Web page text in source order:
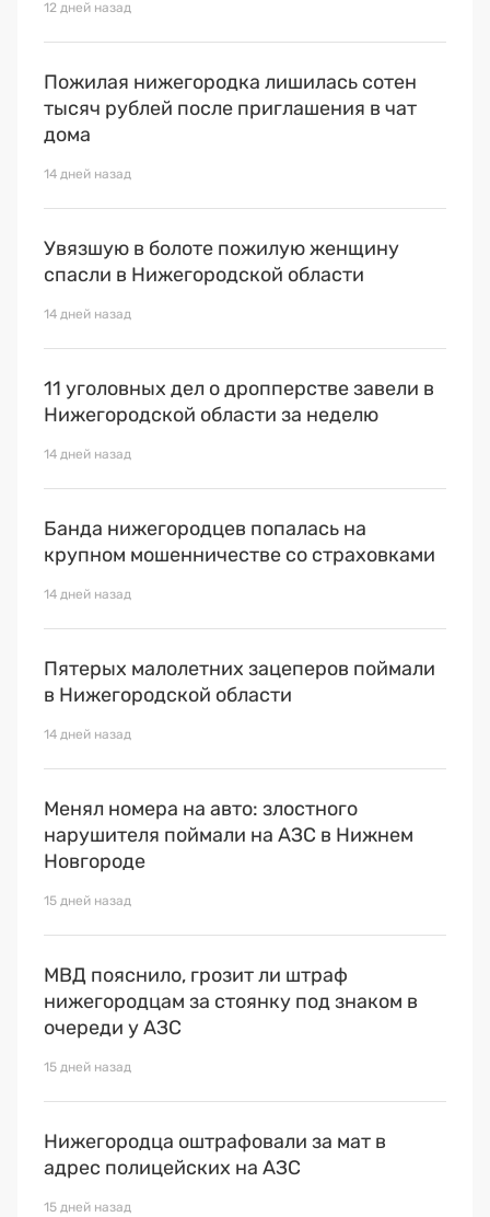
12 дней назад
Пожилая нижегородка лишилась сотен
тысяч рублей после приглашения в чат
дома
14 дней назад
Увязшую в болоте пожилую женщину
спасли в Нижегородской области
14 дней назад
11 уголовных дел о дропперстве завели в
Нижегородской области за неделю
14 дней назад
Банда нижегородцев попалась на
крупном мошенничестве со страховками
14 дней назад
Пятерых малолетних зацеперов поймали
в Нижегородской области
14 дней назад
Менял номера на авто: злостного
нарушителя поймали на АЗС в Нижнем
Новгороде
15 дней назад
МВД пояснило, грозит ли штраф
нижегородцам за стоянку под знаком в
очереди у АЗС
15 дней назад
Нижегородца оштрафовали за мат в
адрес полицейских на АЗС
15 дней назад